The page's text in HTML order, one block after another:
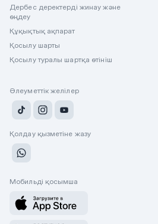
Дербес деректерді жинау және
өңдеу
Құқықтық ақпарат
Қосылу шарты
Қосылу туралы шартқа өтініш
Әлеуметтік желілер
Қолдау қызметіне жазу
Мобильді қосымша